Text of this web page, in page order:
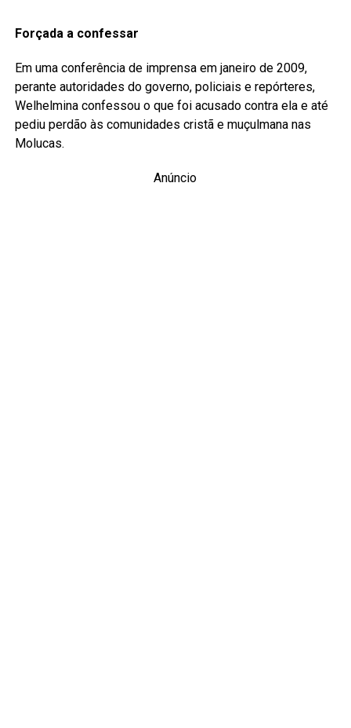
Forçada a confessar
Em uma conferência de imprensa em janeiro de 2009,
perante autoridades do governo, policiais e repórteres,
Welhelmina confessou o que foi acusado contra ela e até
pediu perdão às comunidades cristã e muçulmana nas
Molucas.
Anúncio